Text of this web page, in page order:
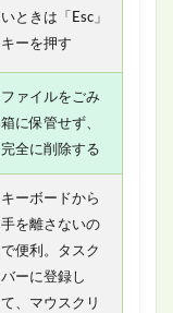
いときは「Esc」
キーを押す
ファイルをごみ
箱に保管せず、
完全に削除する
キーボードから
手を離さないの
で便利。タスク
バーに登録し
て、マウスクリ